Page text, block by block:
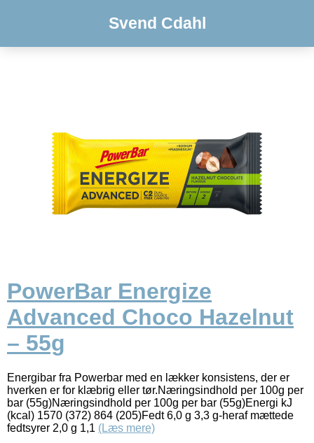
Svend Cdahl
PowerBar Energize
Advanced Choco Hazelnut
– 55g
Energibar fra Powerbar med en lækker konsistens, der er
hverken er for klæbrig eller tør.Næringsindhold per 100g per
bar (55g)Næringsindhold per 100g per bar (55g)Energi kJ
(kcal) 1570 (372) 864 (205)Fedt 6,0 g 3,3 g-heraf mættede
fedtsyrer 2,0 g 1,1 (Læs mere)